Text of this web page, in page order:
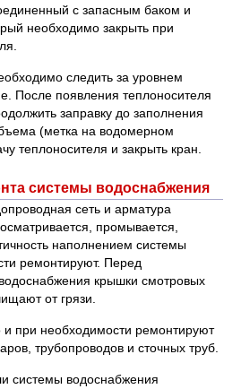
с запасным баком и
необходимо закрыть при
следить за уровнем
После появления теплоносителя
заправку до заполнения
(метка на водомерном
теплоносителя и закрыть кран.
системы водоснабжения
сеть и арматура
промывается,
наполнением системы
ремонтируют. Перед
крышки смотровых
от грязи.
и при необходимости ремонтируют
трубопроводов и сточных труб.
системы водоснабжения